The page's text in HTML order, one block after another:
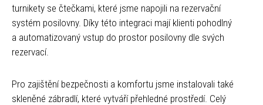
turnikety se čtečkami, které jsme napojili na rezervační
systém posilovny. Díky této integraci mají klienti pohodlný
a automatizovaný vstup do prostor posilovny dle svých
rezervací.
Pro zajištění bezpečnosti a komfortu jsme instalovali také
skleněné zábradlí, které vytváří přehledné prostředí. Celý